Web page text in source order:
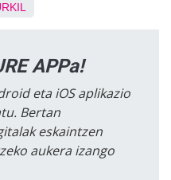
APPa!
eta iOS aplikazio
Bertan
eskaintzen
aukera izango